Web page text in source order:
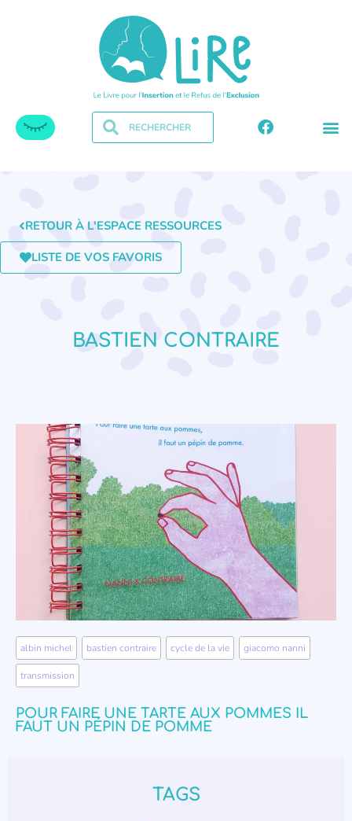
RETOUR À L'ESPACE RESSOURCES
LISTE DE VOS FAVORIS
BASTIEN CONTRAIRE
albin michel bastien contraire cycle de la vie giacomo nanni
transmission
POUR FAIRE UNE TARTE AUX POMMES IL
FAUT UN PÉPIN DE POMME
TAGS